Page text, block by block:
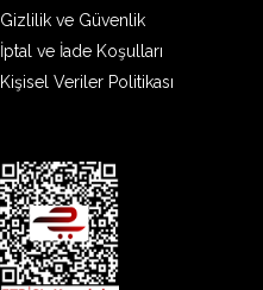
Gizlilik ve Güvenlik
İptal ve İade Koşulları
Kişisel Veriler Politikası